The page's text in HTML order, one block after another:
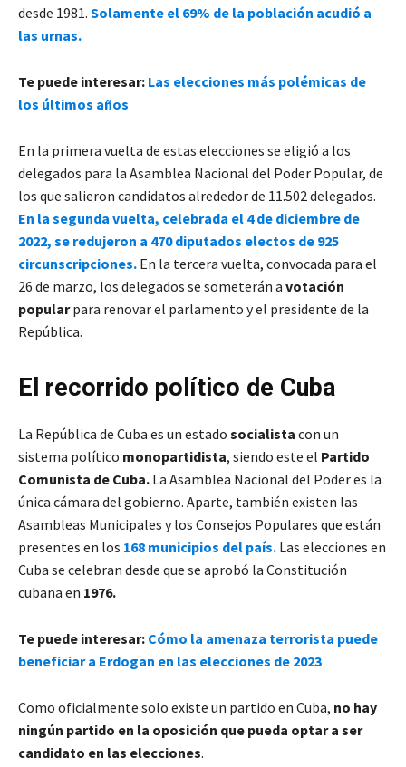
desde 1981. Solamente el 69% de la población acudió a
las urnas.
Te puede interesar: Las elecciones más polémicas de
los últimos años
En la primera vuelta de estas elecciones se eligió a los
delegados para la Asamblea Nacional del Poder Popular, de
los que salieron candidatos alrededor de 11.502 delegados.
En la segunda vuelta, celebrada el 4 de diciembre de
2022, se redujeron a 470 diputados electos de 925
circunscripciones. En la tercera vuelta, convocada para el
26 de marzo, los delegados se someterán a votación
popularpara renovar el parlamento y el presidente de la
República.
El recorrido político de Cuba
La República de Cuba es un estado socialista con un
sistema político monopartidista, siendo este el Partido
Comunista de Cuba. La Asamblea Nacional del Poder es la
única cámara del gobierno. Aparte, también existen las
Asambleas Municipales y los Consejos Populares que están
presentes en los 168 municipios del país. Las elecciones en
Cuba se celebran desde que se aprobó la Constitución
cubana en 1976.
Te puede interesar: Cómo la amenaza terrorista puede
beneficiar a Erdogan en las elecciones de 2023
Como oficialmente solo existe un partido en Cuba, no hay
ningún partido en la oposición que pueda optar a ser
candidato en las elecciones.